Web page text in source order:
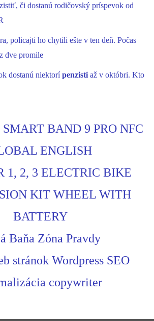
či dostanú rodičovský príspevok od
policajti ho chytili ešte v ten deň. Počas
dve promile
dostanú niektorípenzistiaž v októbri. Kto
BAND 9 PRO NFC
ENGLISH
1, 2, 3 ELECTRIC BIKE
KIT WHEEL WITH
BATTERY
Baňa Zóna Pravdy
stránok Wordpress SEO
copywriter